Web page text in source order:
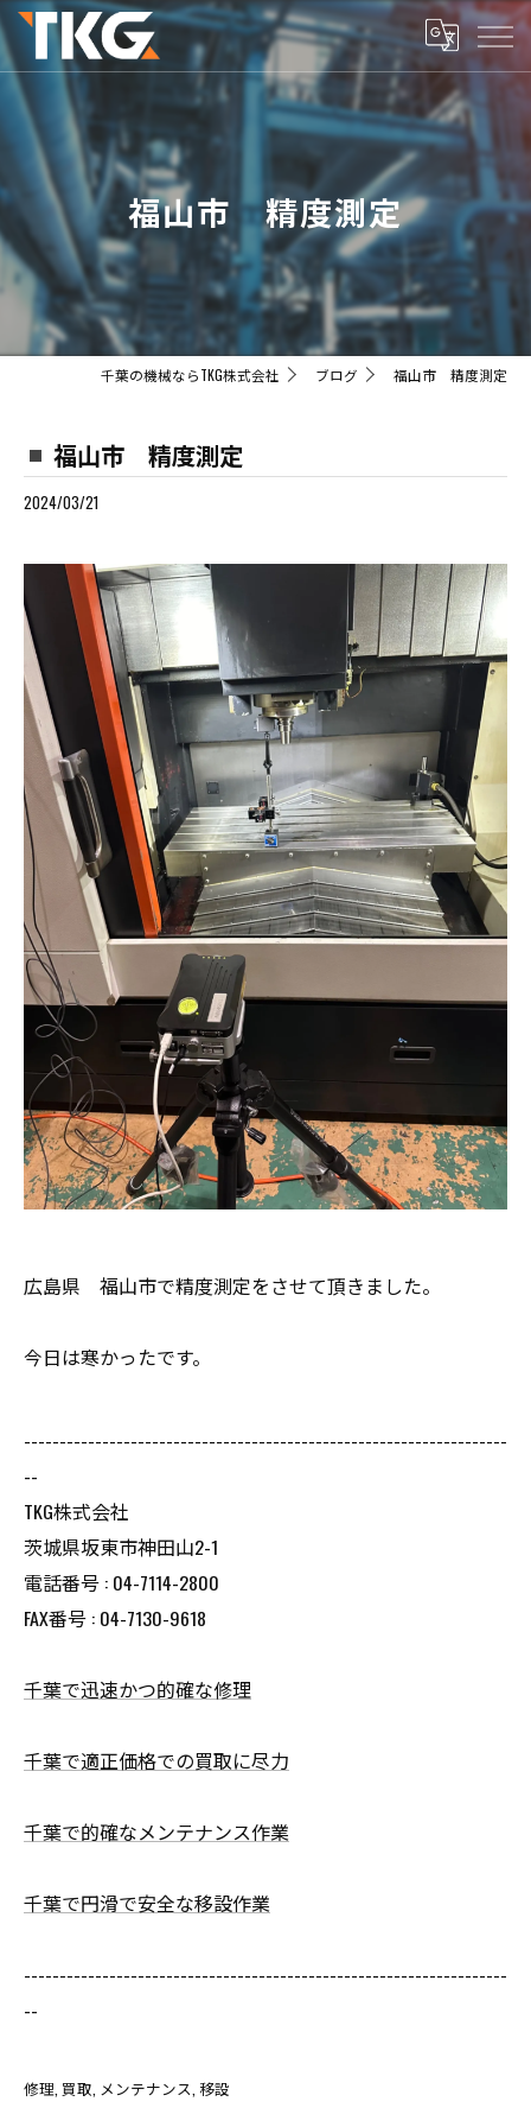
福山市 精度測定
千葉の機械ならTKG株式会社 ブログ 福山市 精度測定
福山市 精度測定
2024/03/21
広島県 福山市で精度測定をさせて頂きました。
今日は寒かったです。
--------------------------------------------------------------------
--
TKG株式会社
茨城県坂東市神田山2-1
電話番号 : 04-7114-2800
FAX番号 : 04-7130-9618
千葉で迅速かつ的確な修理
千葉で適正価格での買取に尽力
千葉で的確なメンテナンス作業
千葉で円滑で安全な移設作業
--------------------------------------------------------------------
--
修理 買取 メンテナンス 移設